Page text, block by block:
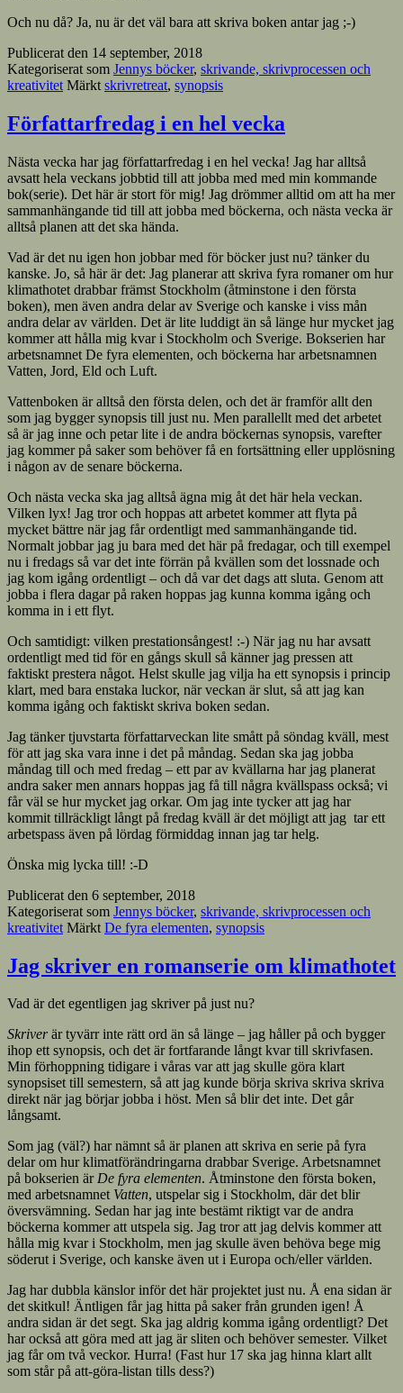
Och nu då? Ja, nu är det väl bara att skriva boken antar jag ;-)
Publicerat den 14 september, 2018
Kategoriserat som Jennys böcker, skrivande, skrivprocessen och
kreativitet Märkt skrivretreat, synopsis
Författarfredag i en hel vecka
Nästa vecka har jag författarfredag i en hel vecka! Jag har alltså
avsatt hela veckans jobbtid till att jobba med med min kommande
bok(serie). Det här är stort för mig! Jag drömmer alltid om att ha mer
sammanhängande tid till att jobba med böckerna, och nästa vecka är
alltså planen att det ska hända.
Vad är det nu igen hon jobbar med för böcker just nu? tänker du
kanske. Jo, så här är det: Jag planerar att skriva fyra romaner om hur
klimathotet drabbar främst Stockholm (åtminstone i den första
boken), men även andra delar av Sverige och kanske i viss mån
andra delar av världen. Det är lite luddigt än så länge hur mycket jag
kommer att hålla mig kvar i Stockholm och Sverige. Bokserien har
arbetsnamnet De fyra elementen, och böckerna har arbetsnamnen
Vatten, Jord, Eld och Luft.
Vattenboken är alltså den första delen, och det är framför allt den
som jag bygger synopsis till just nu. Men parallellt med det arbetet
så är jag inne och petar lite i de andra böckernas synopsis, varefter
jag kommer på saker som behöver få en fortsättning eller upplösning
i någon av de senare böckerna.
Och nästa vecka ska jag alltså ägna mig åt det här hela veckan.
Vilken lyx! Jag tror och hoppas att arbetet kommer att flyta på
mycket bättre när jag får ordentligt med sammanhängande tid.
Normalt jobbar jag ju bara med det här på fredagar, och till exempel
nu i fredags så var det inte förrän på kvällen som det lossnade och
jag kom igång ordentligt – och då var det dags att sluta. Genom att
jobba i flera dagar på raken hoppas jag kunna komma igång och
komma in i ett flyt.
Och samtidigt: vilken prestationsångest! :-) När jag nu har avsatt
ordentligt med tid för en gångs skull så känner jag pressen att
faktiskt prestera något. Helst skulle jag vilja ha ett synopsis i princip
klart, med bara enstaka luckor, när veckan är slut, så att jag kan
komma igång och faktiskt skriva boken sedan.
Jag tänker tjuvstarta författarveckan lite smått på söndag kväll, mest
för att jag ska vara inne i det på måndag. Sedan ska jag jobba
måndag till och med fredag – ett par av kvällarna har jag planerat
andra saker men annars hoppas jag få till några kvällspass också; vi
får väl se hur mycket jag orkar. Om jag inte tycker att jag har
kommit tillräckligt långt på fredag kväll är det möjligt att jag tar ett
arbetspass även på lördag förmiddag innan jag tar helg.
Önska mig lycka till! :-D
Publicerat den 6 september, 2018
Kategoriserat som Jennys böcker, skrivande, skrivprocessen och
kreativitet Märkt De fyra elementen, synopsis
Jag skriver en romanserie om klimathotet
Vad är det egentligen jag skriver på just nu?
Skriverär tyvärr inte rätt ord än så länge – jag håller på och bygger
ihop ett synopsis, och det är fortfarande långt kvar till skrivfasen.
Min förhoppning tidigare i våras var att jag skulle göra klart
synopsiset till semestern, så att jag kunde börja skriva skriva skriva
direkt när jag börjar jobba i höst. Men så blir det inte. Det går
långsamt.
Som jag (väl?) har nämnt så är planen att skriva en serie på fyra
delar om hur klimatförändringarna drabbar Sverige. Arbetsnamnet
på bokserien ärDe fyra elementen. Åtminstone den första boken,
med arbetsnamnet Vatten, utspelar sig i Stockholm, där det blir
översvämning. Sedan har jag inte bestämt riktigt var de andra
böckerna kommer att utspela sig. Jag tror att jag delvis kommer att
hålla mig kvar i Stockholm, men jag skulle även behöva bege mig
söderut i Sverige, och kanske även ut i Europa och/eller världen.
Jag har dubbla känslor inför det här projektet just nu. Å ena sidan är
det skitkul! Äntligen får jag hitta på saker från grunden igen! Å
andra sidan är det segt. Ska jag aldrig komma igång ordentligt? Det
har också att göra med att jag är sliten och behöver semester. Vilket
jag får om två veckor. Hurra! (Fast hur 17 ska jag hinna klart allt
som står på att-göra-listan tills dess?)